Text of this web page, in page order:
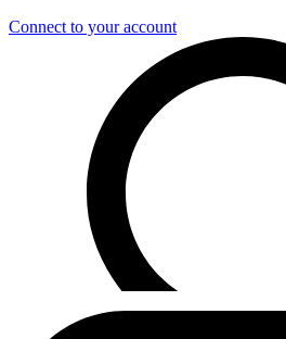
Connect to your account